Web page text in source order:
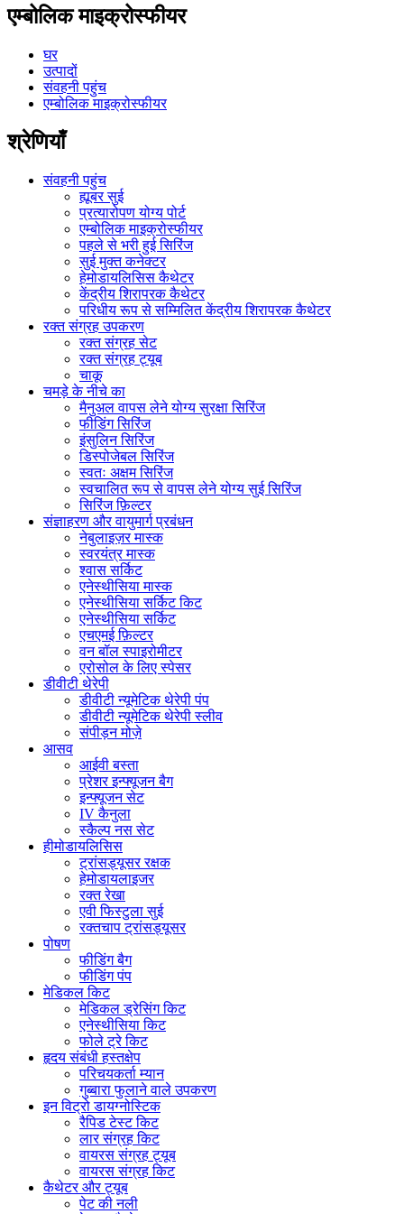
एम्बोलिक माइक्रोस्फीयर
घर
उत्पादों
संवहनी पहुंच
एम्बोलिक माइक्रोस्फीयर
श्रेणियाँ
संवहनी पहुंच
ह्यूबर सुई
प्रत्यारोपण योग्य पोर्ट
एम्बोलिक माइक्रोस्फीयर
पहले से भरी हुई सिरिंज
सुई मुक्त कनेक्टर
हेमोडायलिसिस कैथेटर
केंद्रीय शिरापरक कैथेटर
परिधीय रूप से सम्मिलित केंद्रीय शिरापरक कैथेटर
रक्त संग्रह उपकरण
रक्त संग्रह सेट
रक्त संग्रह ट्यूब
चाकू
चमड़े के नीचे का
मैनुअल वापस लेने योग्य सुरक्षा सिरिंज
फीडिंग सिरिंज
इंसुलिन सिरिंज
डिस्पोजेबल सिरिंज
स्वतः अक्षम सिरिंज
स्वचालित रूप से वापस लेने योग्य सुई सिरिंज
सिरिंज फ़िल्टर
संज्ञाहरण और वायुमार्ग प्रबंधन
नेबुलाइज़र मास्क
स्वरयंत्र मास्क
श्वास सर्किट
एनेस्थीसिया मास्क
एनेस्थीसिया सर्किट किट
एनेस्थीसिया सर्किट
एचएमई फ़िल्टर
वन बॉल स्पाइरोमीटर
एरोसोल के लिए स्पेसर
डीवीटी थेरेपी
डीवीटी न्यूमेटिक थेरेपी पंप
डीवीटी न्यूमेटिक थेरेपी स्लीव
संपीड़न मोज़े
आसव
आईवी बस्ता
प्रेशर इन्फ्यूजन बैग
इन्फ्यूजन सेट
IV कैनुला
स्कैल्प नस सेट
हीमोडायलिसिस
ट्रांसड्यूसर रक्षक
हेमोडायलाइजर
रक्त रेखा
एवी फिस्टुला सुई
रक्तचाप ट्रांसड्यूसर
पोषण
फीडिंग बैग
फीडिंग पंप
मेडिकल किट
मेडिकल ड्रेसिंग किट
एनेस्थीसिया किट
फोले ट्रे किट
हृदय संबंधी हस्तक्षेप
परिचयकर्ता म्यान
गुब्बारा फुलाने वाले उपकरण
इन विट्रो डायग्नोस्टिक
रैपिड टेस्ट किट
लार संग्रह किट
वायरस संग्रह ट्यूब
वायरस संग्रह किट
कैथेटर और ट्यूब
पेट की नली